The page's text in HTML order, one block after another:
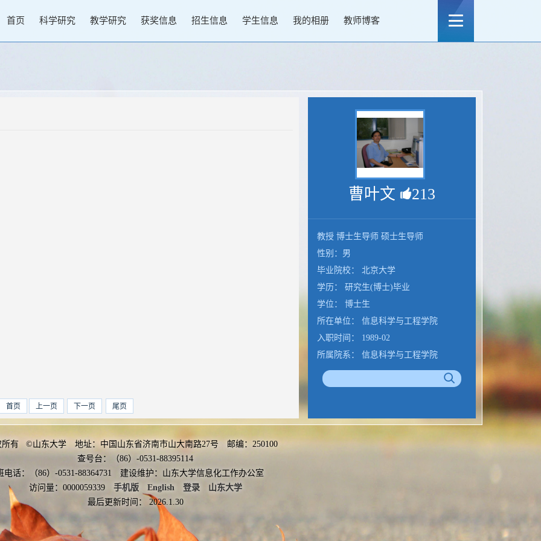
首页 科学研究 教学研究 获奖信息 招生信息 学生信息 我的相册 教师博客
首页 上一页 下一页 尾页
曹叶文 213
教授 博士生导师 硕士生导师
性别：男
毕业院校： 北京大学
学历： 研究生(博士)毕业
学位： 博士生
所在单位： 信息科学与工程学院
入职时间： 1989-02
所属院系： 信息科学与工程学院
办公地点： 山东省青岛市即墨滨海路72
山东大学信息与工程学院
所有 ©山东大学 地址：中国山东省济南市山大南路27号 邮编：250100
查号台：（86）-0531-88395114
电话：（86）-0531-88364731 建设维护：山东大学信息化工作办公室
访问量： 0000059339 手机版 English 登录
山东大学
最后更新时间： 2026.1.30